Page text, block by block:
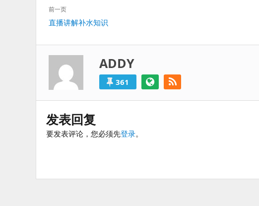
的，
是
的。
文
章
导
航
前一页
上
篇：
直播讲解补水知识
篇：
ADDY
361
发表回复
要发表评论，您必须先登录。